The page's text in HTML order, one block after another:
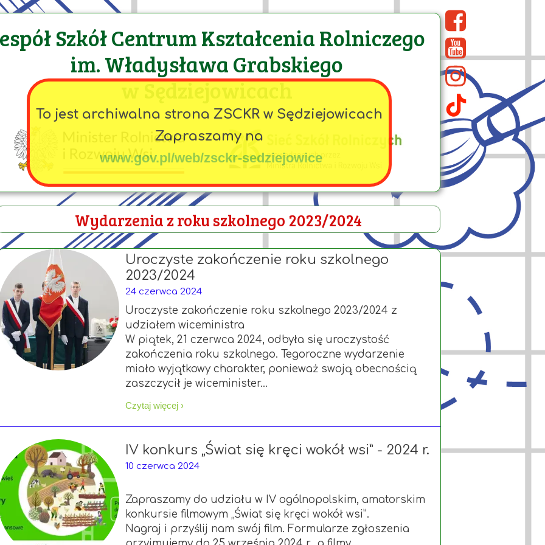
Uroczyste zakończenie roku szkolnego
2023/2024
24 czerwca 2024
Uroczyste zakończenie roku szkolnego 2023/2024 z
udziałem wiceministra
W piątek, 21 czerwca 2024, odbyła się uroczystość
zakończenia roku szkolnego. Tegoroczne wydarzenie
miało wyjątkowy charakter, ponieważ swoją obecnością
zaszczycił je wiceminister...
Czytaj więcej ›
IV konkurs „Świat się kręci wokół wsi” - 2024 r.
10 czerwca 2024
Zapraszamy do udziału w IV ogólnopolskim, amatorskim
konkursie filmowym „Świat się kręci wokół wsi”.
Nagraj i przyślij nam swój film. Formularze zgłoszenia
Wydarzenia z roku szkolnego 2023/2024
To jest archiwalna strona ZSCKR w Sędziejowicach
Zapraszamy na
www.gov.pl/web/zsckr-sedziejowice
Szkół Centrum Kształcenia Rolniczego
im. Władysława Grabskiego
w Sędziejowicach
w Sędziejowicach."